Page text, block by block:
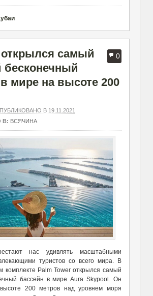
0
самый
мире на высоте 200
В 19.11.2021
В: ВСЯЧИНА
нас удивлять масштабными
туристов со всего мира. В
комплекте Palm Tower открылся самый
бассейн в мире Aura Skypool. Он
200 метров над уровнем моря